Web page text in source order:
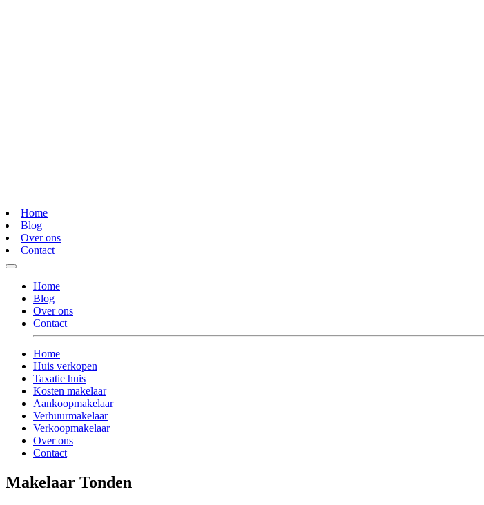
Home
Blog
Over ons
Contact
Home
Blog
Over ons
Contact
Home
Huis verkopen
Taxatie huis
Kosten makelaar
Aankoopmakelaar
Verhuurmakelaar
Verkoopmakelaar
Over ons
Contact
Makelaar Tonden